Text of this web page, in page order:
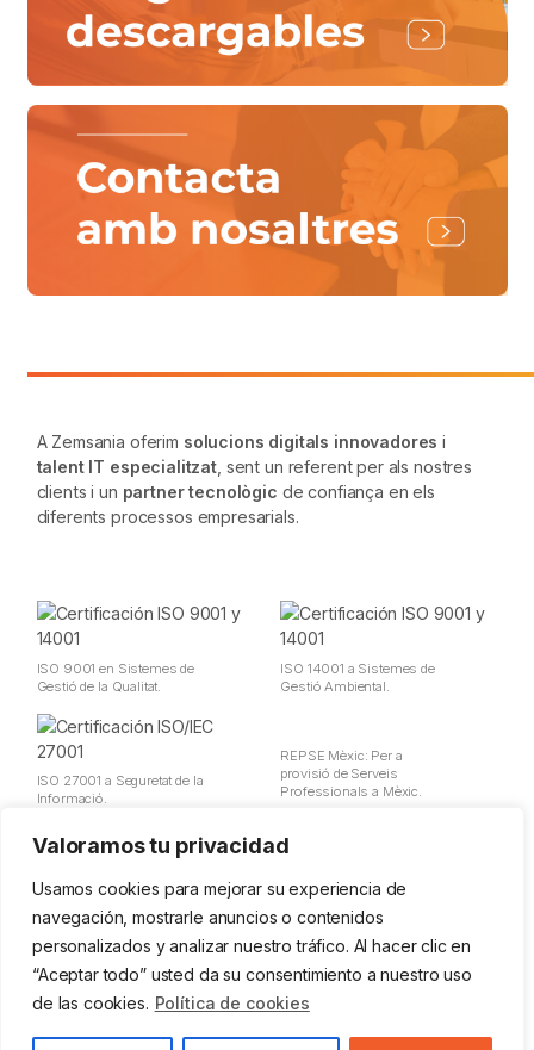
Valoramos tu privacidad
Usamos cookies para mejorar su experiencia de
navegación, mostrarle anuncios o contenidos
personalizados y analizar nuestro tráfico. Al hacer clic en
“Aceptar todo” usted da su consentimiento a nuestro uso
de las cookies. Política de cookies
A Zemsania oferim solucions digitals innovadores i
talent IT especialitzat , sent un referent per als nostres
clients i un partner tecnològic de confiança en els
diferents processos empresarials.
ISO 9001 en Sistemes de
Gestió de la Qualitat.
ISO 14001 a Sistemes de
Gestió Ambiental.
ISO 27001 a Seguretat de la
Informació.
REPSE Mèxic: Per a
provisió de Serveis
Professionals a Mèxic.
Política de Privadesa
Cookies
Política de la Seguretat d'Informació
Política Ges. Qualitat i Ambiental
Política PRL
© 2026 Zemsania SL